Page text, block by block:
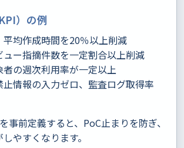
）の例
平均作成時間を20％以上削減
ュー指摘件数を一定割合以上削減
者の週次利用率が一定以上
止情報の入力ゼロ、監査ログ取得率
事前定義すると、PoC止まりを防ぎ、
やすくなります。